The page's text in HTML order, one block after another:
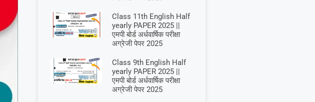
Class 11th English Half
yearly PAPER 2025 ||
एमपी बोर्ड अर्धवार्षिक परीक्षा
अग्रेजी पेपर 2025
Class 9th English Half
yearly PAPER 2025 ||
एमपी बोर्ड अर्धवार्षिक परीक्षा
अग्रेजी पेपर 2025